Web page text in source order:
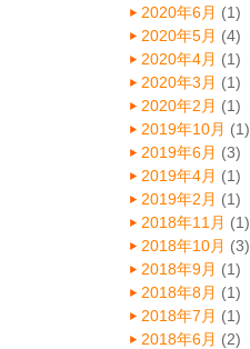
2020年6月 (1)
2020年5月 (4)
2020年4月 (1)
2020年3月 (1)
2020年2月 (1)
2019年10月 (1)
2019年6月 (3)
2019年4月 (1)
2019年2月 (1)
2018年11月 (1)
2018年10月 (3)
2018年9月 (1)
2018年8月 (1)
2018年7月 (1)
2018年6月 (2)